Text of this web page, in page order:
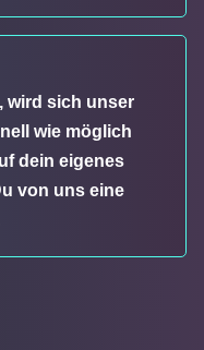
wird sich unser
wie möglich
dein eigenes
von uns eine